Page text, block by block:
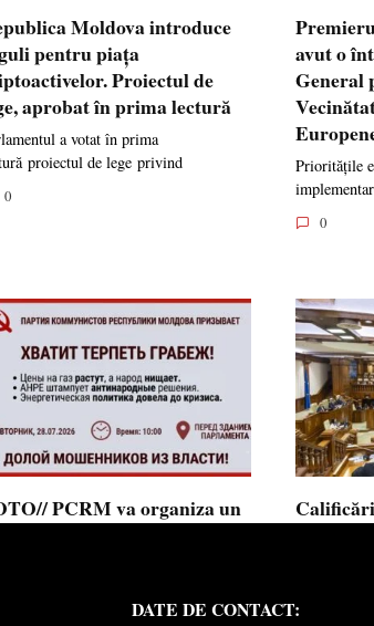
Moldova introduce
pentru piața
Proiectul de
aprobat în prima lectură
a votat în prima
proiectul de lege privind
0
avut o
General
Prioritățile
0
PCRM va organiza un
Calificările
DATE DE CONTACT: